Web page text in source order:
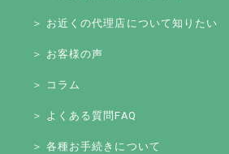
＞ お近くの代理店について知りたい
＞ お客様の声
＞ コラム
＞ よくある質問FAQ
＞ 各種お手続きについて